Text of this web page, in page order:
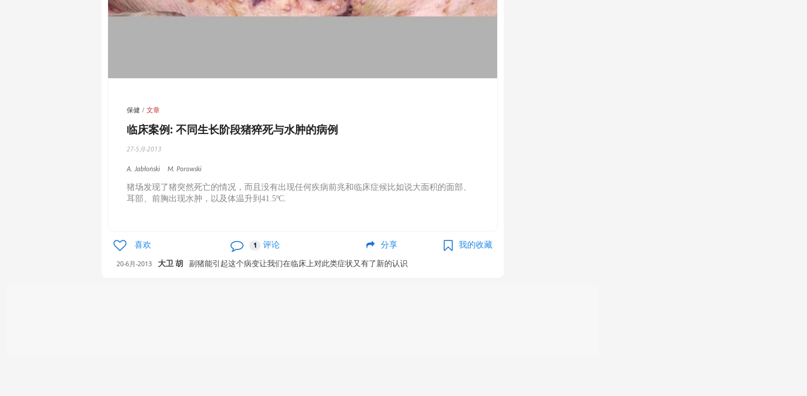
保健 文章
临床案例: 不同生长阶段猪猝死与水肿的病例
27-5月-2013
A. Jabłoński M. Porowski
猪场发现了猪突然死亡的情况，而且没有出现任何疾病前兆和临床症候比如说大面积的面部、
耳部、前胸出现水肿，以及体温升到41.5ºC.
喜欢 1 评论 分享 我的收藏
20-6月-2013 大卫 胡 副猪能引起这个病变让我们在临床上对此类症状又有了新的认识